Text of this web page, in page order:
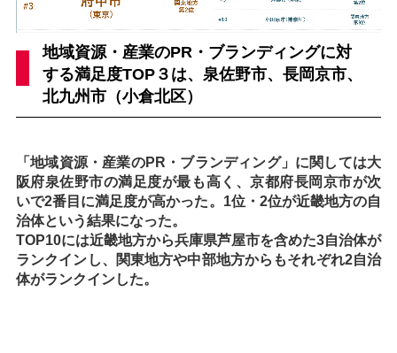
地域資源・産業のPR・ブランディングに対
する満足度TOP３は、泉佐野市、長岡京市、
北九州市（小倉北区）
「地域資源・産業のPR・ブランディング」に関しては大
阪府泉佐野市の満足度が最も高く、京都府長岡京市が次
いで2番目に満足度が高かった。1位・2位が近畿地方の自
治体という結果になった。
TOP10には近畿地方から兵庫県芦屋市を含めた3自治体が
ランクインし、関東地方や中部地方からもそれぞれ2自治
体がランクインした。